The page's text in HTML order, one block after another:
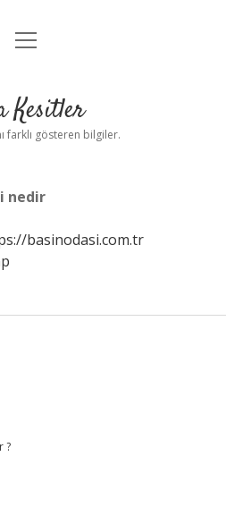
Anasayfa
Uyarı
menüyü
Kesitler
farklı gösteren bilgiler.
nedir
basinodasi.com.tr
?